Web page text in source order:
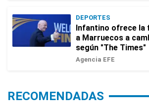
DEPORTES
Infantino ofrece la
a Marruecos a
según "The Times"
Agencia EFE
RECOMENDADAS